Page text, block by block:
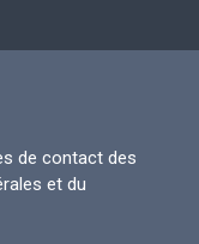
de contact des
et du